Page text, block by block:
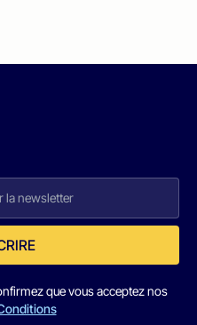
que vous acceptez nos